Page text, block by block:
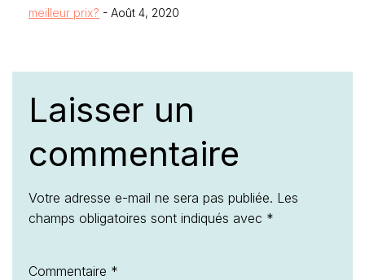
meilleur prix? - Août 4, 2020
Laisser un
commentaire
Votre adresse e-mail ne sera pas publiée. Les
champs obligatoires sont indiqués avec *
Commentaire *